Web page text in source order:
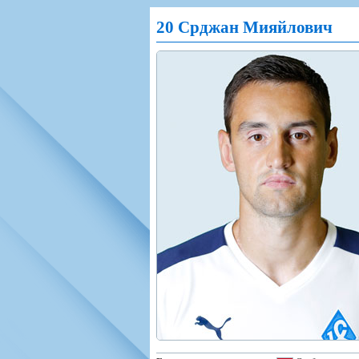
Игроки
Тренерско-административный
Руководство
Фонд поддержки
Контакты
Солидарность Самара Арена
Закупки
Вакансии
Документы
РПЛ
Календарь
Таблица
Шахматка
Статистика состава
Баланс матчей
FONBET Кубок России
Матчи
Молодежная команда
Календарь
Таблица
Шахматка
Статистика состава
Крылья Советов-2
Шахматка
Чемпионат
Кубок СССР
Чемпионат
Кубок России
Лига Европы
Кубок
Молодежное
Кубок
Кубок ФНЛ
Игроки
Ветераны
Стадион
20 Срджан Мияйлович